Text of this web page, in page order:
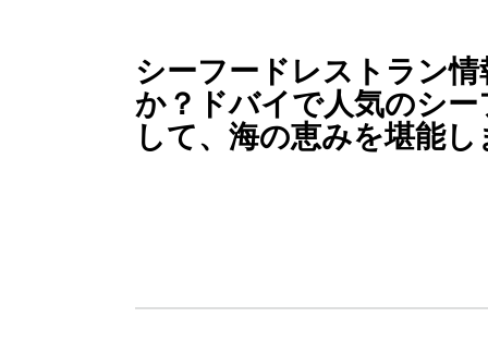
シーフードレストラン
か？ドバイで人気のシ
して、海の恵みを堪能